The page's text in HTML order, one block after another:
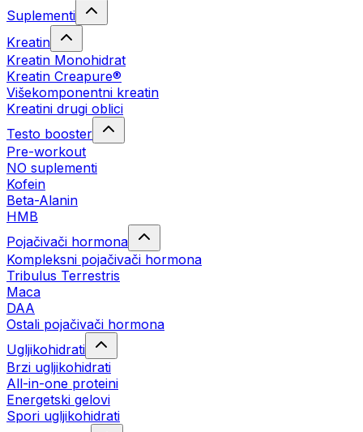
Suplementi
Kreatin
Kreatin Monohidrat
Kreatin Creapure®
Višekomponentni kreatin
Kreatini drugi oblici
Testo booster
Pre-workout
NO suplementi
Kofein
Beta-Alanin
HMB
Pojačivači hormona
Kompleksni pojačivači hormona
Tribulus Terrestris
Maca
DAA
Ostali pojačivači hormona
Ugljikohidrati
Brzi ugljikohidrati
All-in-one proteini
Energetski gelovi
Spori ugljikohidrati